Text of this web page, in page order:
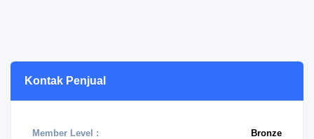
Kontak Penjual
Member Level : Bronze